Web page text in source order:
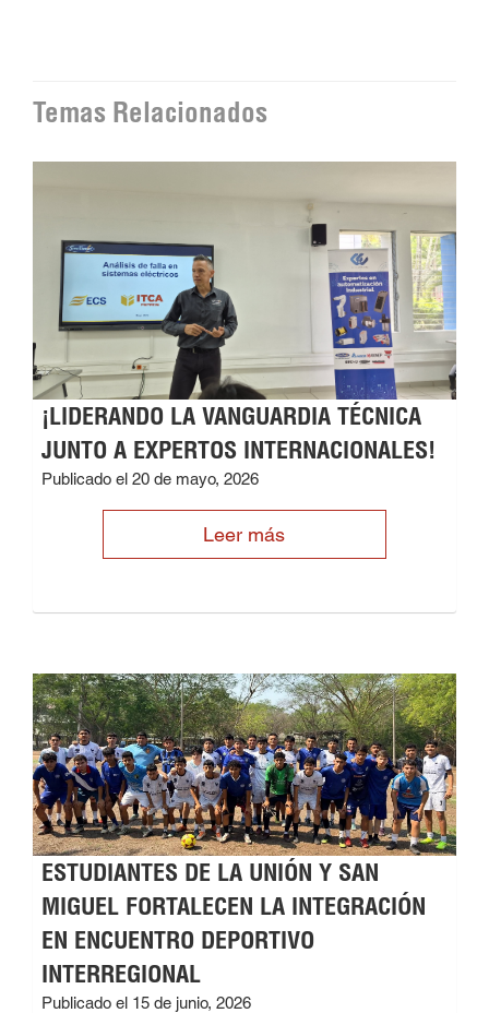
Temas Relacionados
¡LIDERANDO LA VANGUARDIA TÉCNICA
JUNTO A EXPERTOS INTERNACIONALES!
Publicado el 20 de mayo, 2026
Leer más
ESTUDIANTES DE LA UNIÓN Y SAN
MIGUEL FORTALECEN LA INTEGRACIÓN
EN ENCUENTRO DEPORTIVO
INTERREGIONAL
Publicado el 15 de junio, 2026